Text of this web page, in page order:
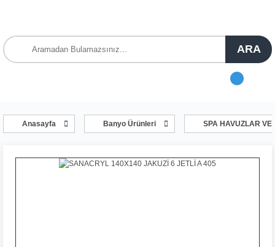
ARA
Anasayfa Banyo Ürünleri SPA HAVUZLAR